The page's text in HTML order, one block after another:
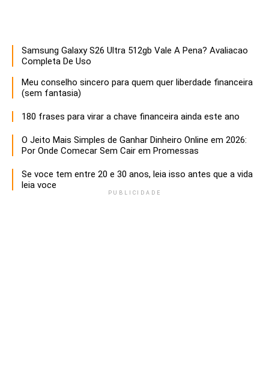
Samsung Galaxy S26 Ultra 512gb Vale A Pena? Avaliacao
Completa De Uso
Meu conselho sincero para quem quer liberdade financeira
(sem fantasia)
180 frases para virar a chave financeira ainda este ano
O Jeito Mais Simples de Ganhar Dinheiro Online em 2026:
Por Onde Comecar Sem Cair em Promessas
Se voce tem entre 20 e 30 anos, leia isso antes que a vida
leia voce
PUBLICIDADE